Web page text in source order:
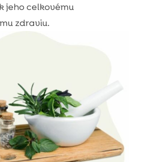
jeho celkovému
zdraviu.